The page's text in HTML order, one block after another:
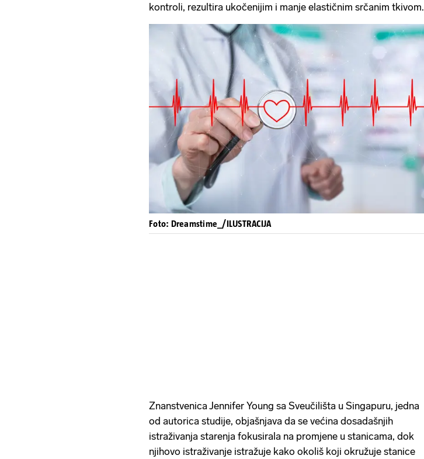
kontroli, rezultira ukočenijim i manje elastičnim srčanim tkivom.
Foto: Dreamstime_/ILUSTRACIJA
Znanstvenica Jennifer Young sa Sveučilišta u Singapuru, jedna
od autorica studije, objašnjava da se većina dosadašnjih
istraživanja starenja fokusirala na promjene u stanicama, dok
njihovo istraživanje istražuje kako okoliš koji okružuje stanice